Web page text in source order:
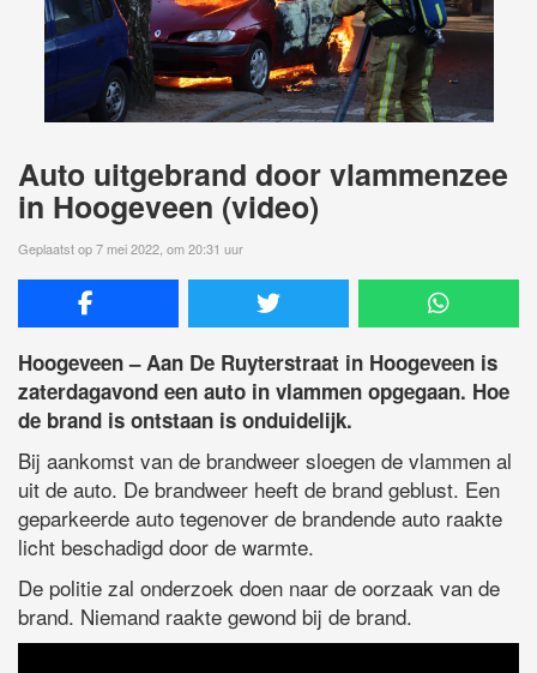
Auto uitgebrand door vlammenzee
in Hoogeveen (video)
Geplaatst op 7 mei 2022, om 20:31 uur
Hoogeveen – Aan De Ruyterstraat in Hoogeveen is
zaterdagavond een auto in vlammen opgegaan. Hoe
de brand is ontstaan is onduidelijk.
Bij aankomst van de brandweer sloegen de vlammen al
uit de auto. De brandweer heeft de brand geblust. Een
geparkeerde auto tegenover de brandende auto raakte
licht beschadigd door de warmte.
De politie zal onderzoek doen naar de oorzaak van de
brand. Niemand raakte gewond bij de brand.